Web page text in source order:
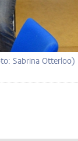
Sabrina Otterloo)